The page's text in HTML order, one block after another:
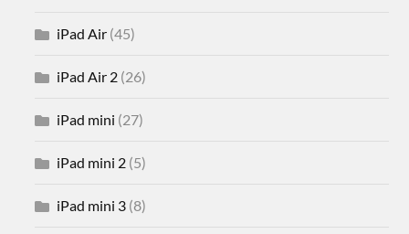
iPad Air (45)
iPad Air 2 (26)
iPad mini (27)
iPad mini 2 (5)
iPad mini 3 (8)